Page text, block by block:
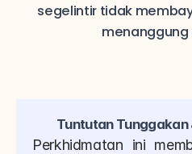
segelintir tidak
Tuntutan Tunggakan
Perkhidmatan ini